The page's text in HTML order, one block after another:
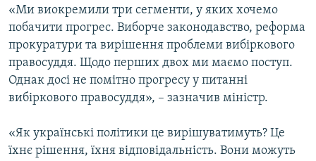
«Ми виокремили три сегменти, у яких хочемо
побачити прогрес. Виборче законодавство, реформа
прокуратури та вирішення проблеми вибіркового
правосуддя. Щодо перших двох ми маємо поступ.
Однак досі не помітно прогресу у питанні
вибіркового правосуддя», – зазначив міністр.
«Як українські політики це вирішуватимуть? Це
їхнє рішення, їхня відповідальність. Вони можуть